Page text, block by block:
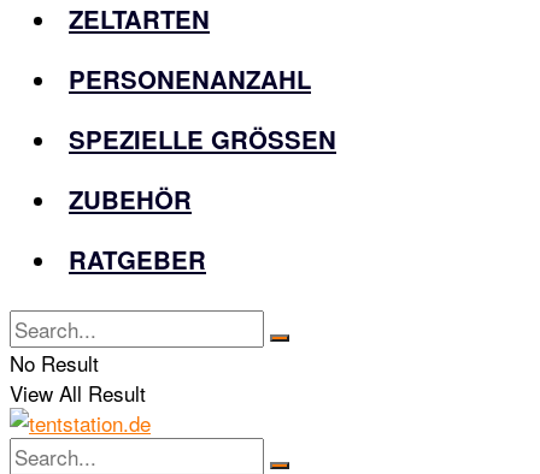
ZELTARTEN
PERSONENANZAHL
SPEZIELLE GRÖSSEN
ZUBEHÖR
RATGEBER
No Result
View All Result